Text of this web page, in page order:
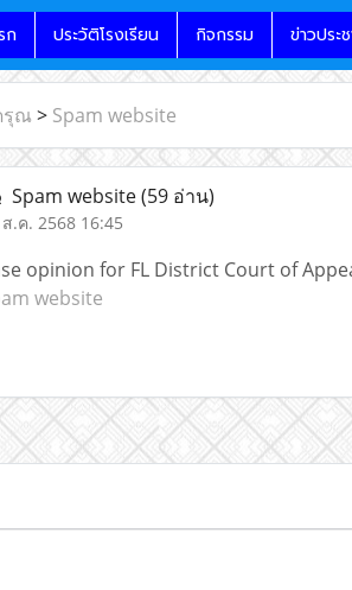
ก ประวัติโรงเรียน กิจกรรม ข่าวประ
รุณ > Spam website
Spam website(59 อ่าน)
.ค. 2568 16:45
opinion for FL District Court of
website